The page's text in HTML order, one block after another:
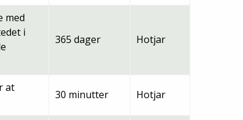
med
i
365 dager Hotjar
at
30 minutter Hotjar